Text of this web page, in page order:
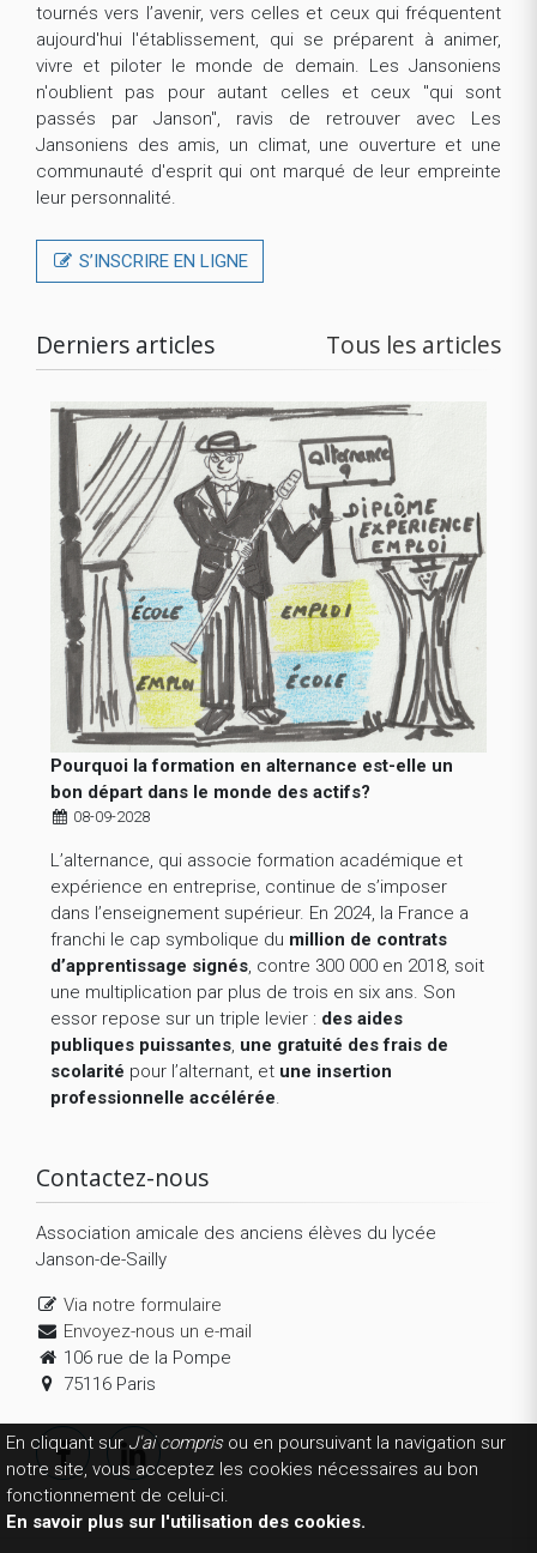
En cliquant sur J'ai comprisou en poursuivant la navigation sur
notre site, vous acceptez les cookies nécessaires au bon
fonctionnement de celui-ci.
En savoir plus sur l'utilisation des cookies.
tournés vers l’avenir, vers celles et ceux qui fréquentent
aujourd'hui l'établissement, qui se préparent à animer,
vivre et piloter le monde de demain. Les Jansoniens
n'oublient pas pour autant celles et ceux "qui sont
passés par Janson", ravis de retrouver avec Les
Jansoniens des amis, un climat, une ouverture et une
communauté d'esprit qui ont marqué de leur empreinte
leur personnalité.
S’INSCRIRE EN LIGNE
Derniers articles Tous les articles
Pourquoi la formation en alternance est-elle un
bon départ dans le monde des actifs?
08-09-2028
L’alternance, qui associe formation académique et
expérience en entreprise, continue de s’imposer
dans l’enseignement supérieur. En 2024, la France a
franchi le cap symbolique du million de contrats
d’apprentissage signés, contre 300 000 en 2018, soit
une multiplication par plus de trois en six ans. Son
essor repose sur un triple levier : des aides
publiques puissantes, une gratuité des frais de
scolarité pour l’alternant, et une insertion
professionnelle accélérée.
Contactez-nous
Association amicale des anciens élèves du lycée
Janson-de-Sailly
Via notre formulaire
Envoyez-nous un e-mail
106 rue de la Pompe
75116 Paris